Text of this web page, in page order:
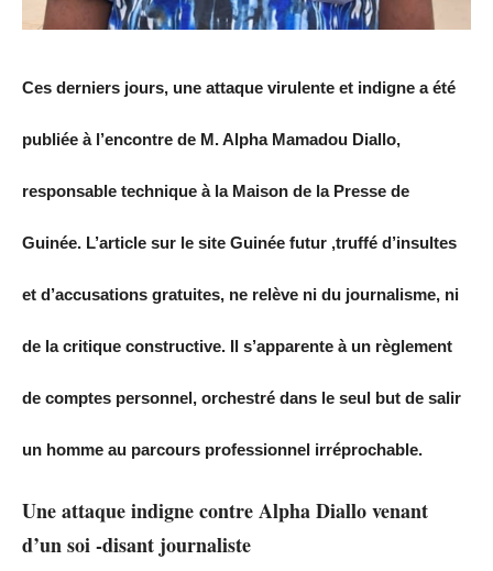
Ces derniers jours, une attaque virulente et indigne a été
publiée à l’encontre de M. Alpha Mamadou Diallo,
responsable technique à la Maison de la Presse de
Guinée. L’article sur le site Guinée futur ,truffé d’insultes
et d’accusations gratuites, ne relève ni du journalisme, ni
de la critique constructive. Il s’apparente à un règlement
de comptes personnel, orchestré dans le seul but de salir
un homme au parcours professionnel irréprochable.
Une attaque indigne contre Alpha Diallo venant
d’un soi -disant journaliste